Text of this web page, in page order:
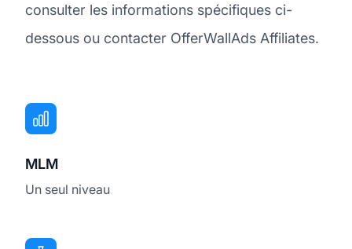
consulter les informations spécifiques ci-
dessous ou contacter OfferWallAds Affiliates.
MLM
Un seul niveau